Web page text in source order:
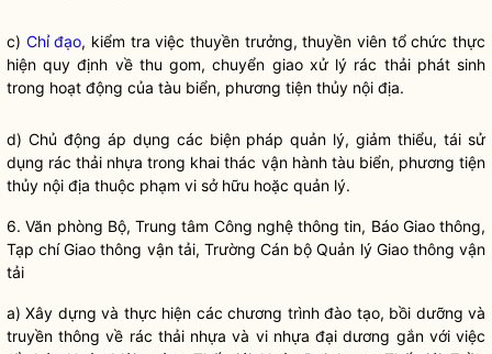
c) Chỉ đạo, kiểm tra việc thuyền trưởng, thuyền viên tổ chức thực
hiện quy định về thu gom, chuyển giao xử lý rác thải phát sinh
trong hoạt động của tàu biển, phương tiện thủy nội địa.
d) Chủ động áp dụng các biện pháp quản lý, giảm thiểu, tái sử
dụng rác thải nhựa trong khai thác vận hành tàu biển, phương tiện
thủy nội địa thuộc phạm vi sở hữu hoặc quản lý.
6. Văn phòng Bộ, Trung tâm Công nghệ thông tin, Báo Giao thông,
Tạp chí Giao thông vận tải, Trường Cán bộ Quản lý Giao thông vận
tải
a) Xây dựng và thực hiện các chương trình đào tạo, bồi dưỡng và
truyền thông về rác thải nhựa và vi nhựa đại dương gắn với việc